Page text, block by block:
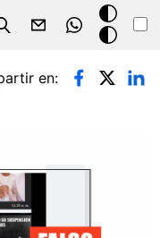
Search
Modo
oscuro
en: